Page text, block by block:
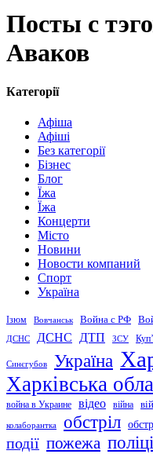
Посты с
Аваков
Категорії
Афіша
Афіші
Без категорії
Бізнес
Блог
Їжа
Їжа
Концерти
Місто
Новини
Новости компаний
Спорт
Україна
Ізюм Вовчанськ Война с РФ
ДСНС ДСНС ДТП ЗСУ
Синєгубов Україна
Харківська
война в Украине відео війна
колаборантка обстріл
події пожежа